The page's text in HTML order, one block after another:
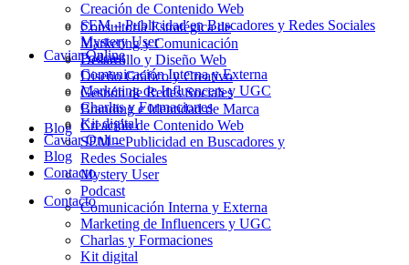
Consultoría Estratégica de
Marketing y Comunicación
Desarrollo y Diseño Web
Diseño Gráfico y Creativo
Gestión de Redes Sociales
Branding e Identidad de Marca
Creación de Contenido Web
SEM – Publicidad en Buscadores y
Redes Sociales
Mystery User
Podcast
Comunicación Interna y Externa
Marketing de Influencers y UGC
Charlas y Formaciones
Kit digital
Caviar Online
Blog
Contacto
Creación de Contenido Web
SEM – Publicidad en Buscadores y Redes Sociales
Mystery User
Podcast
Comunicación Interna y Externa
Marketing de Influencers y UGC
Charlas y Formaciones
Kit digital
Caviar Online
Blog
Contacto